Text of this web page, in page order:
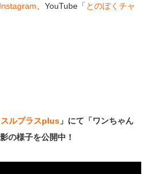
Instagram 、YouTube「とのぼくチャ
ルプラスplus 」にて「ワンちゃん
の様子を公開中！